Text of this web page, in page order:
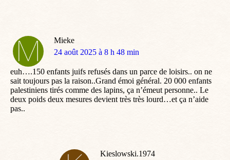
Mieke
dit
24 août 2025 à 8 h 48 min
euh….150 enfants juifs refusés dans un parce de loisirs.. on ne
sait toujours pas la raison..Grand émoi général. 20 000 enfants
palestiniens tirés comme des lapins, ça n’émeut personne.. Le
deux poids deux mesures devient très très lourd…et ça n’aide
pas..
Kieslowski.1974